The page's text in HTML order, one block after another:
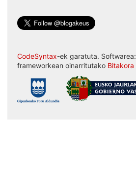
CodeSyntax-ek garatuta. Softwarea:
frameworkean oinarritutako Bitakora